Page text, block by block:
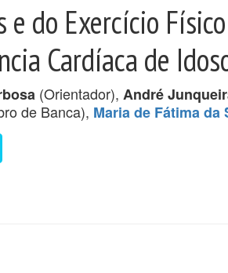
do Exercício
Cardíaca de
(Orientador), André
de Banca), Maria de Fátima da